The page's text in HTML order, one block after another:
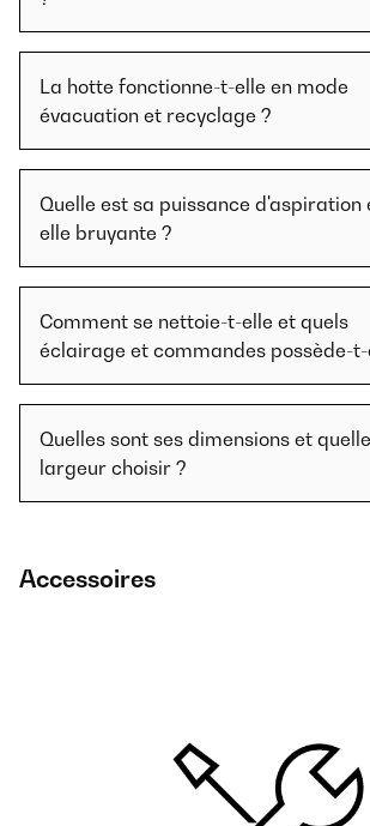
La hotte fonctionne-t-elle en mode
évacuation et recyclage ?
Quelle est sa puissance d'aspiration
elle bruyante ?
Comment se nettoie-t-elle et quels
éclairage et commandes possède-t-
Quelles sont ses dimensions et quelle
largeur choisir ?
Accessoires